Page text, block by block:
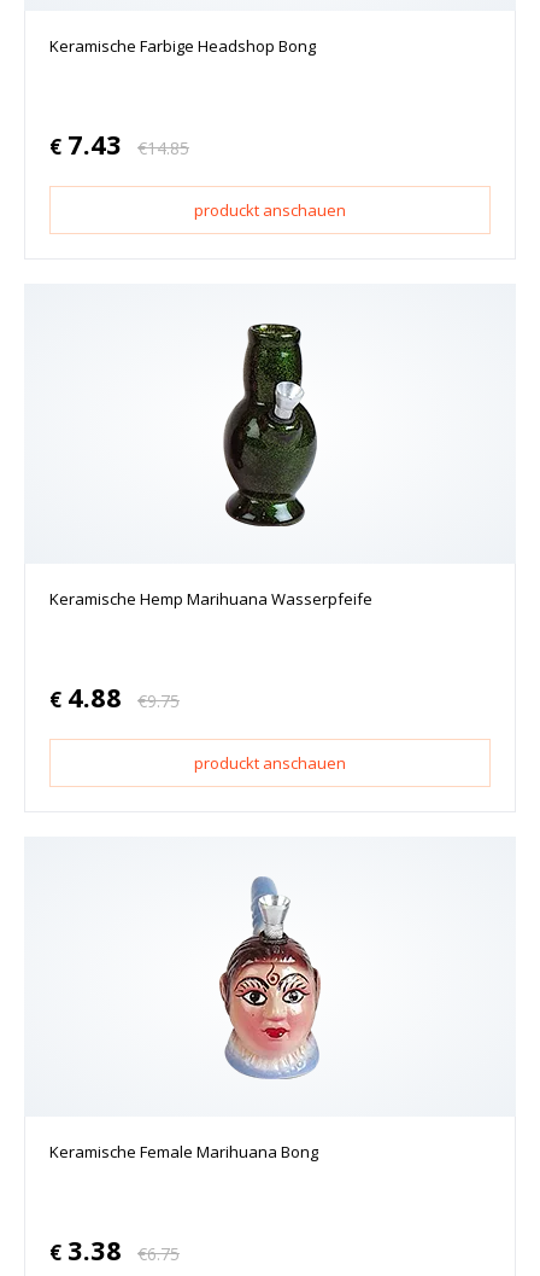
Keramische Farbige Headshop Bong
€ 7.43 €14.85
produckt anschauen
Keramische Hemp Marihuana Wasserpfeife
€ 4.88 €9.75
produckt anschauen
Keramische Female Marihuana Bong
€ 3.38 €6.75